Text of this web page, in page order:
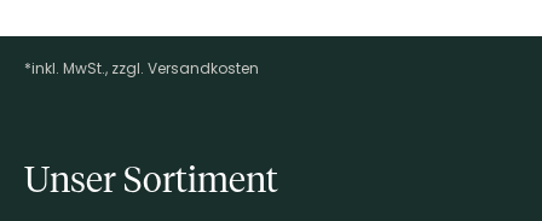
Footer-Menü
*inkl. MwSt., zzgl. Versandkosten
Unser Sortiment